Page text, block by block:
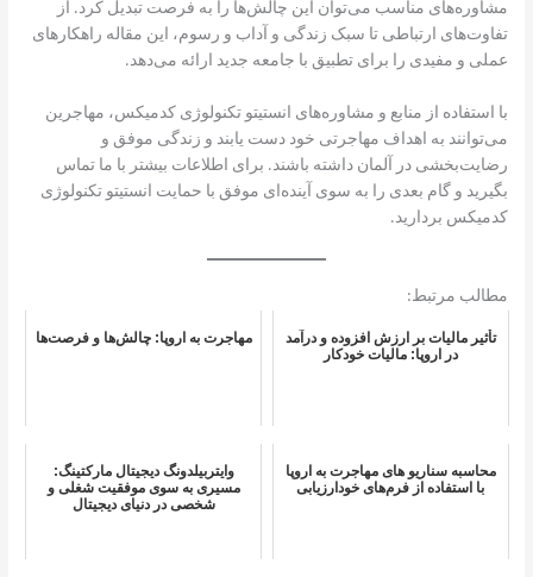
مشاوره‌های مناسب می‌توان این چالش‌ها را به فرصت تبدیل کرد. از
تفاوت‌های ارتباطی تا سبک زندگی و آداب و رسوم، این مقاله راهکارهای
عملی و مفیدی را برای تطبیق با جامعه جدید ارائه می‌دهد.
با استفاده از منابع و مشاوره‌های انستیتو تکنولوژی کدمیکس، مهاجرین
می‌توانند به اهداف مهاجرتی خود دست یابند و زندگی موفق و
رضایت‌بخشی در آلمان داشته باشند. برای اطلاعات بیشتر با ما تماس
بگیرید و گام بعدی را به سوی آینده‌ای موفق با حمایت انستیتو تکنولوژی
کدمیکس بردارید.
مطالب مرتبط:
تأثیر مالیات بر ارزش افزوده و درآمد
در اروپا: مالیات خودکار
مهاجرت به اروپا: چالش‌ها و فرصت‌ها
محاسبه سناریو های مهاجرت به اروپا
با استفاده از فرم‌های خودارزیابی
وایتربیلدونگ دیجیتال مارکتینگ:
مسیری به سوی موفقیت شغلی و
شخصی در دنیای دیجیتال